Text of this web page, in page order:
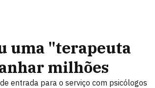
uma "terapeuta
milhões
entrada para o serviço com psicólogos